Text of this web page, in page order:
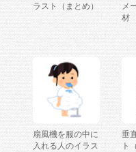
ラスト（まとめ）
メ
材
扇風機を服の中に
入れる人のイラス
垂
ト